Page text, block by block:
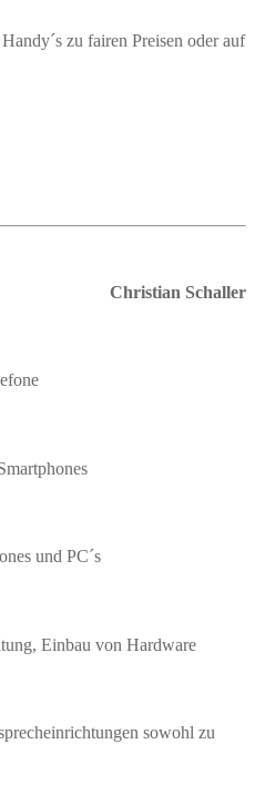
zu fairen Preisen oder auf
Christian Schaller
und PC´s
Einbau von Hardware
sowohl zu